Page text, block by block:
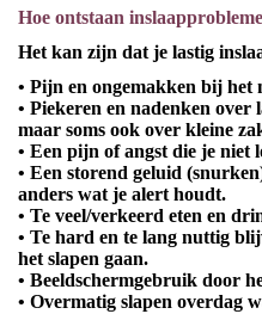
Hoe ontstaan
Het kan zijn dat je lastig
• Pijn en ongemakken bij het
• Piekeren en nadenken over
maar soms ook over kleine
• Een pijn of angst die je niet
• Een storend geluid
anders wat je alert houdt.
• Te veel/verkeerd eten en
• Te hard en te lang nuttig
het slapen gaan.
• Beeldschermgebruik door
• Overmatig slapen overdag